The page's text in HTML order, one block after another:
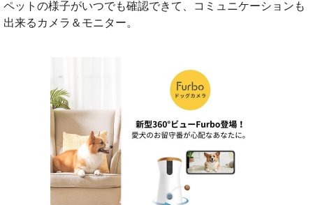
ペットの様子がいつでも確認できて、コミュニケーションも
出来るカメラ＆モニター。